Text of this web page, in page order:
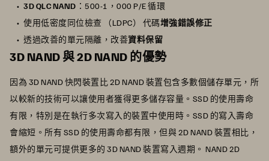
3D QLC NAND ：500-1，000 P/E 循環
使用低密度同位檢查 （LDPC） 代碼增強錯誤修正
透過改善的單元隔離，改善資料保留
3D NAND 與 2D NAND 的優勢
因為 3D NAND 快閃裝置比 2D NAND 裝置包含多數個儲存單元，所
以較新的技術可以讓使用者獲得更多儲存容量。SSD 的使用壽命
有限，特別是在執行多次寫入的裝置中使用時。SSD 的寫入壽命
會縮短。所有 SSD 的使用壽命都有限，但與 2D NAND 裝置相比，
額外的單元可提供更多的 3D NAND 裝置寫入週期。 NAND 2D